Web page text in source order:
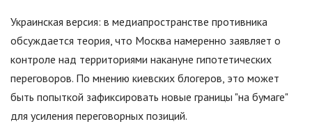
Украинская версия: в медиапространстве противника
обсуждается теория, что Москва намеренно заявляет о
контроле над территориями накануне гипотетических
переговоров. По мнению киевских блогеров, это может
быть попыткой зафиксировать новые границы "на бумаге"
для усиления переговорных позиций.